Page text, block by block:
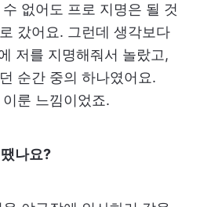
없어도 프로 지명은 될 것
갔어요. 그런데 생각보다
저를 지명해줘서 놀랐고,
순간 중의 하나였어요.
룬 느낌이었죠.
나요?